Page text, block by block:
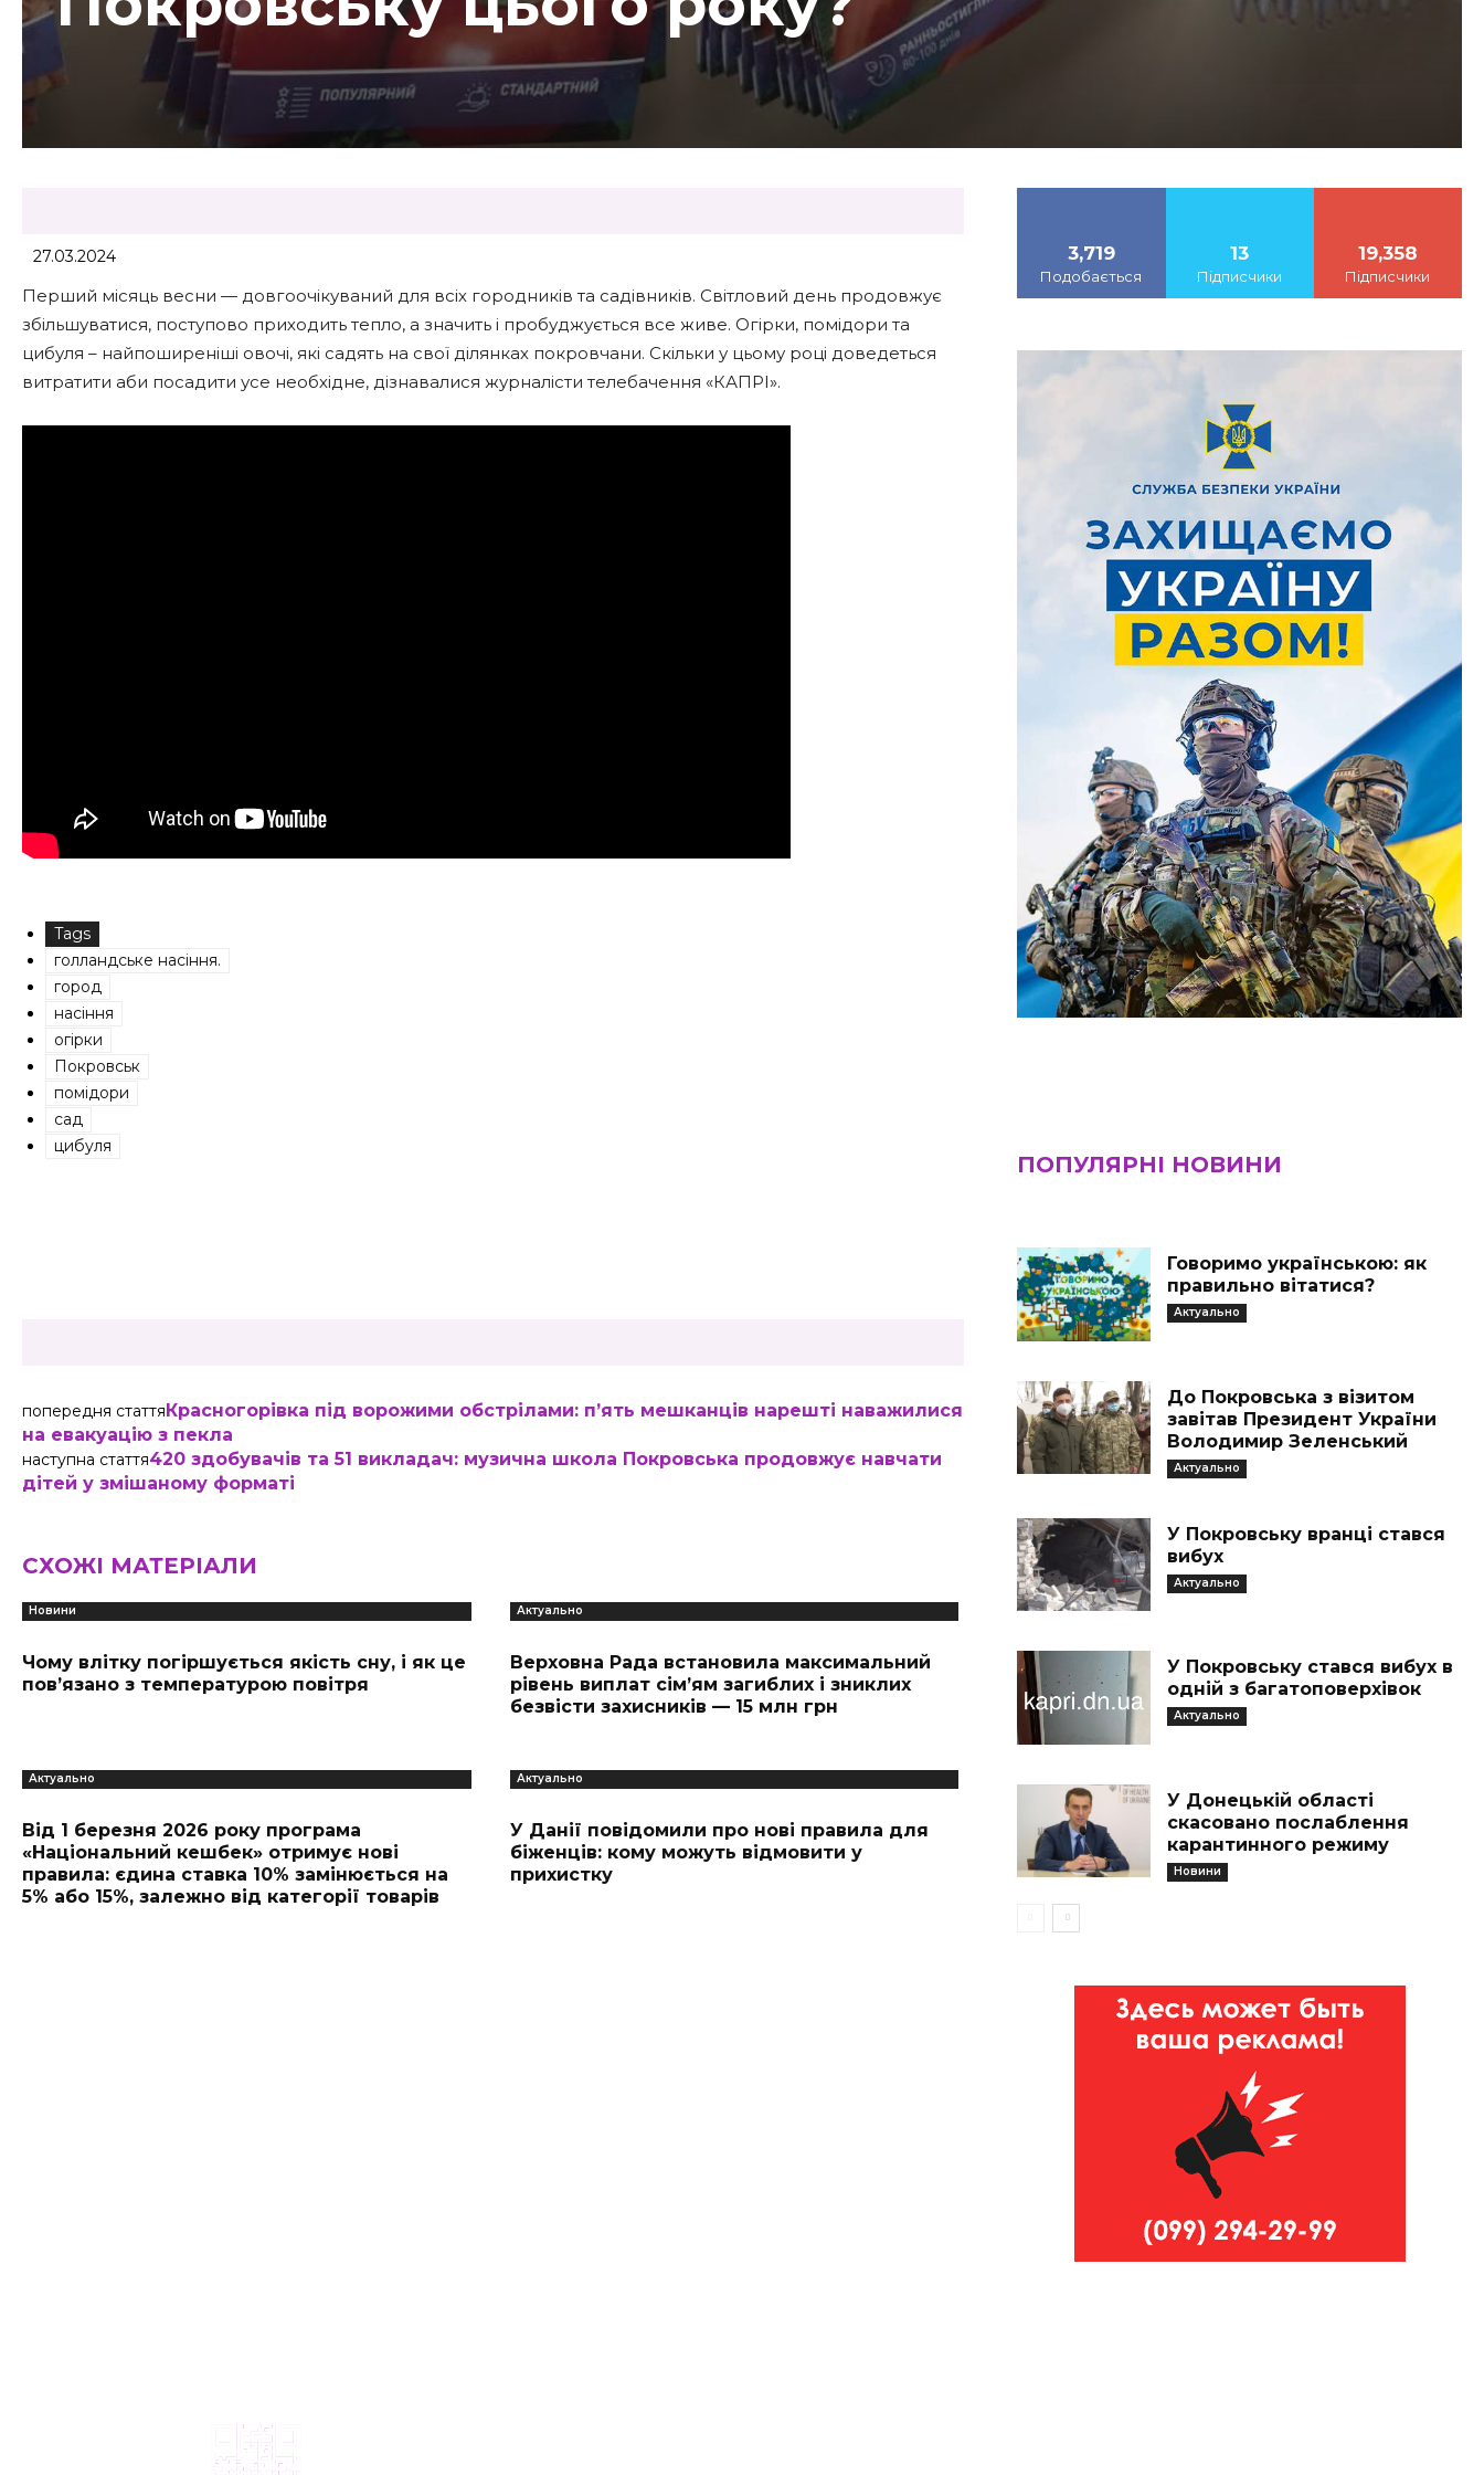
27.03.2024
Перший місяць весни — довгоочікуваний для всіх городників та садівників. Світловий день продовжує
збільшуватися, поступово приходить тепло, а значить і пробуджується все живе. Огірки, помідори та
цибуля – найпоширеніші овочі, які садять на свої ділянках покровчани. Скільки у цьому році доведеться
витратити аби посадити усе необхідне, дізнавалися журналісти телебачення «КАПРІ».
Tags
голландське насіння.
город
насіння
огірки
Покровськ
помідори
сад
цибуля
попередня статтяКрасногорівка під ворожими обстрілами: п’ять мешканців нарешті наважилися
на евакуацію з пекла
наступна стаття420 здобувачів та 51 викладач: музична школа Покровська продовжує навчати
дітей у змішаному форматі
СХОЖІ МАТЕРІАЛИ
Новини
Чому влітку погіршується якість сну, і як це
пов’язано з температурою повітря
Актуально
Верховна Рада встановила максимальний
рівень виплат сім’ям загиблих і зниклих
безвісти захисників — 15 млн грн
Актуально
Від 1 березня 2026 року програма
«Національний кешбек» отримує нові
правила: єдина ставка 10% замінюється на
5% або 15%, залежно від категорії товарів
Актуально
У Данії повідомили про нові правила для
біженців: кому можуть відмовити у
прихистку
3,719
Подобається
13
Підписчики
19,358
Підписчики
ПОПУЛЯРНІ НОВИНИ
Говоримо українською: як
правильно вітатися?
Актуально
До Покровська з візитом
завітав Президент України
Володимир Зеленський
Актуально
У Покровську вранці стався
вибух
Актуально
У Покровську стався вибух в
одній з багатоповерхівок
Актуально
У Донецькій області
скасовано послаблення
карантинного режиму
Новини